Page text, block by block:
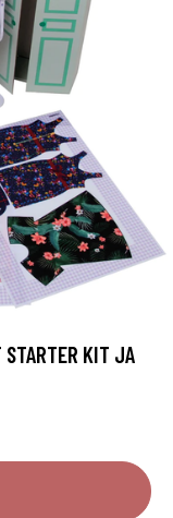
STARTER KIT JA